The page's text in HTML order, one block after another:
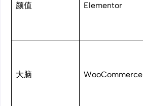
颜值 Elementor
大脑 WooCommerce